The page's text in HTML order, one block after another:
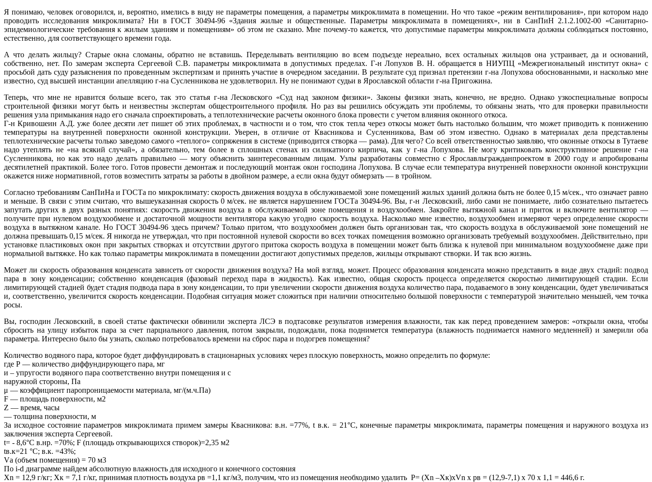
Я понимаю, человек оговорился, и, вероятно, имелись в виду не параметры помещения, а параметры микроклимата в помещении. Но что такое «режим вентилирования», при котором надо
проводить исследования микроклимата? Ни в ГОСТ 30494-96 «Здания жилые и общественные. Параметры микроклимата в помещениях», ни в СанПиН 2.1.2.1002-00 «Санитарно-
эпидемиологические требования к жилым зданиям и помещениям» об этом не сказано. Мне почему-то кажется, что допустимые параметры микроклимата должны соблюдаться постоянно,
естественно, для соответствующего времени года.
А что делать жильцу? Старые окна сломаны, обратно не вставишь. Переделывать вентиляцию во всем подъезде нереально, всех остальных жильцов она устраивает, да и оснований,
собственно, нет. По замерам эксперта Сергеевой С.В. параметры микроклимата в допустимых пределах. Г-н Лопухов В. Н. обращается в НИУПЦ «Межрегиональный институт окна» с
просьбой дать суду разъяснения по проведенным экспертизам и принять участие в очередном заседании. В результате суд признал претензии г-на Лопухова обоснованными, и насколько мне
известно, суд высшей инстанции апелляцию г-на Сусленникова не удовлетворил. Ну не понимают судьи в Ярославской области г-на Пригожина.
Теперь, что мне не нравится больше всего, так это статья г-на Лесковского «Суд над законом физики». Законы физики знать, конечно, не вредно. Однако узкоспециальные вопросы
строительной физики могут быть и неизвестны экспертам общестроительного профиля. Но раз вы решились обсуждать эти проблемы, то обязаны знать, что для проверки правильности
решения узла примыкания надо его сначала спроектировать, а теплотехнические расчеты оконного блока провести с учетом влияния оконного откоса.
Г-н Кривошеин А.Д. уже более десяти лет пишет об этих проблемах, в частности и о том, что сток тепла через откосы может быть настолько большим, что может приводить к понижению
температуры на внутренней поверхности оконной конструкции. Уверен, в отличие от Квасникова и Сусленникова, Вам об этом известно. Однако в материалах дела представлены
теплотехнические расчеты только заведомо самого «теплого» сопряжения в системе (приводится створка — рама). Для чего? Со всей ответственностью заявляю, что оконные откосы в Тутаеве
надо утеплять не «на всякий случай», а обязательно, тем более в сплошных стенах из силикатного кирпича, как у г-на Лопухова. Не могу критиковать конструктивное решение г-на
Сусленникова, но как это надо делать правильно — могу объяснить заинтересованным лицам. Узлы разработаны совместно с Ярославльгражданпроектом в 2000 году и апробированы
десятилетней практикой. Более того. Готов провести демонтаж и последующий монтаж окон господина Лопухова. В случае если температура внутренней поверхности оконной конструкции
окажется ниже нормативной, готов возместить затраты за работы в двойном размере, а если окна будут обмерзать — в тройном.
Согласно требованиям СанПиНа и ГОСТа по микроклимату: скорость движения воздуха в обслуживаемой зоне помещений жилых зданий должна быть не более 0,15 м/сек., что означает равно
и меньше. В связи с этим считаю, что вышеуказанная скорость 0 м/сек. не является нарушением ГОСТа 30494-96. Вы, г-н Лесковский, либо сами не понимаете, либо сознательно пытаетесь
запутать других в двух разных понятиях: скорость движения воздуха в обслуживаемой зоне помещения и воздухообмен. Закройте вытяжной канал и приток и включите вентилятор —
получите при нулевом воздухообмене и достаточной мощности вентилятора какую угодно скорость воздуха. Насколько мне известно, воздухообмен измеряют через определение скорости
воздуха в вытяжном канале. Но ГОСТ 30494-96 здесь причем? Только притом, что воздухообмен должен быть организован так, что скорость воздуха в обслуживаемой зоне помещений не
должна превышать 0,15 м/сек. Я никогда не утверждал, что при постоянной нулевой скорости во всех точках помещения возможно организовать требуемый воздухообмен. Действительно, при
установке пластиковых окон при закрытых створках и отсутствии другого притока скорость воздуха в помещении может быть близка к нулевой при минимальном воздухообмене даже при
нормальной вытяжке. Но как только параметры микроклимата в помещении достигают допустимых пределов, жильцы открывают створки. И так всю жизнь.
Может ли скорость образования конденсата зависеть от скорости движения воздуха? На мой взгляд, может. Процесс образования конденсата можно представить в виде двух стадий: подвод
пара в зону конденсации; собственно конденсация (фазовый переход пара в жидкость). Как известно, общая скорость процесса определяется скоростью лимитирующей стадии. Если
лимитирующей стадией будет стадия подвода пара в зону конденсации, то при увеличении скорости движения воздуха количество пара, подаваемого в зону конденсации, будет увеличиваться
и, соответственно, увеличится скорость конденсации. Подобная ситуация может сложиться при наличии относительно большой поверхности с температурой значительно меньшей, чем точка
росы.
Вы, господин Лесковский, в своей статье фактически обвинили эксперта ЛСЭ в подтасовке результатов измерения влажности, так как перед проведением замеров: «открыли окна, чтобы
сбросить на улицу избыток пара за счет парциального давления, потом закрыли, подождали, пока поднимется температура (влажность поднимается намного медленней) и замерили оба
параметра. Интересно было бы узнать, сколько потребовалось времени на сброс пара и подогрев помещения?
Количество водяного пара, которое будет диффундировать в стационарных условиях через плоскую поверхность, можно определить по формуле:
где Р — количество диффундирующего пара, мг
и – упругости водяного пара соответственно внутри помещения и с
наружной стороны, Па
μ — коэффициент паропроницаемости материала, мг/(м.ч.Па)
F — площадь поверхности, м2
Z — время, часы
— толщина поверхности, м
За исходное состояние параметров микроклимата примем замеры Квасникова: в.н. =77%, t в.к. = 21°С, конечные параметры микроклимата, параметры помещения и наружного воздуха из
заключения эксперта Сергеевой.
t= - 8,6°C в.нр. =70%; F (площадь открывающихся створок)=2,35 м2
tв.к=21 °C; в.к. =43%;
Vа (объем помещения) = 70 м3
По i-d диаграмме найдем абсолютную влажность для исходного и конечного состояния
Хn = 12,9 г/кг; Хк = 7,1 г/кг, принимая плотность воздуха pв =1,1 кг/м3, получим, что из помещения необходимо удалить Р= (Хn –Хк)хVn х pв = (12,9-7,1) х 70 х 1,1 = 446,6 г.